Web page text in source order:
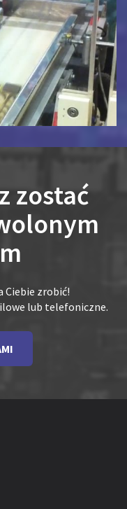
zostać
Ciebie zrobić!
lub telefoniczne.